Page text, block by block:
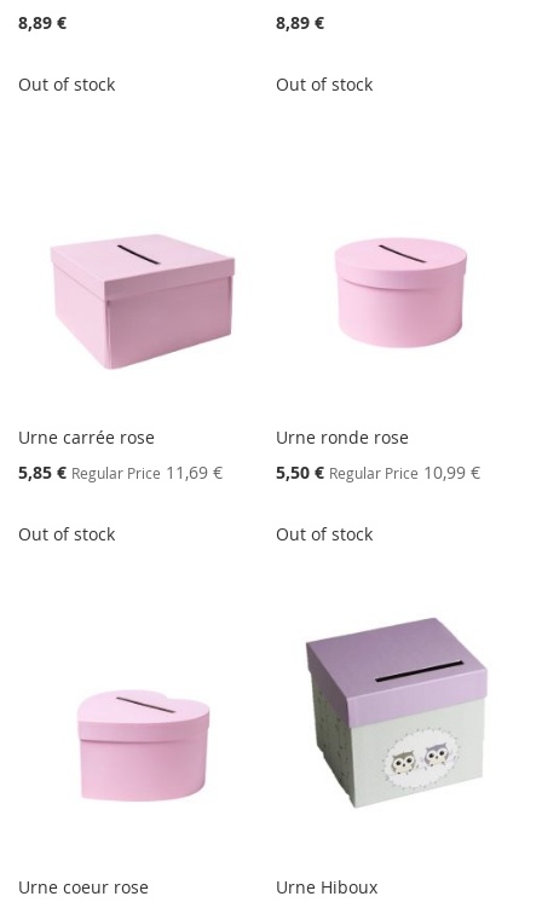
8,89 €
Out of stock
8,89 €
Out of stock
Urne carrée rose
Special
Price
5,85 € Regular Price 11,69 €
Out of stock
Urne ronde rose
Special
Price
5,50 € Regular Price 10,99 €
Out of stock
Urne coeur rose
Urne Hiboux